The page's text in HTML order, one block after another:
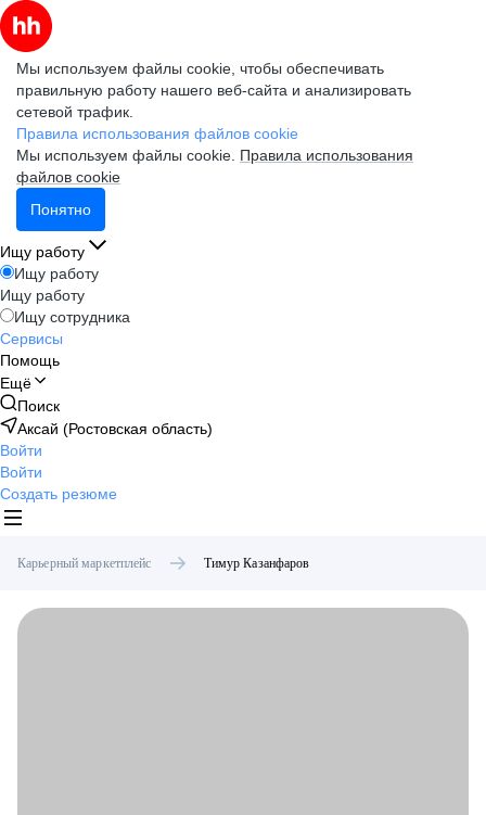
Мы используем файлы cookie, чтобы обеспечивать
правильную работу нашего веб-сайта и анализировать
сетевой трафик.
Правила использования файлов cookie
Мы используем файлы cookie. Правила использования
файлов cookie
Понятно
Ищу работу
Ищу работу
Ищу работу
Ищу сотрудника
Сервисы
Помощь
Ещё
Поиск
Аксай (Ростовская область)
Войти
Войти
Создать резюме
Карьерный маркетплейс Тимур Казанфаров